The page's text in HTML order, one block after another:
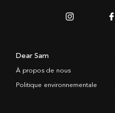
Dear Sam
À propos de nous
Politique environnementale